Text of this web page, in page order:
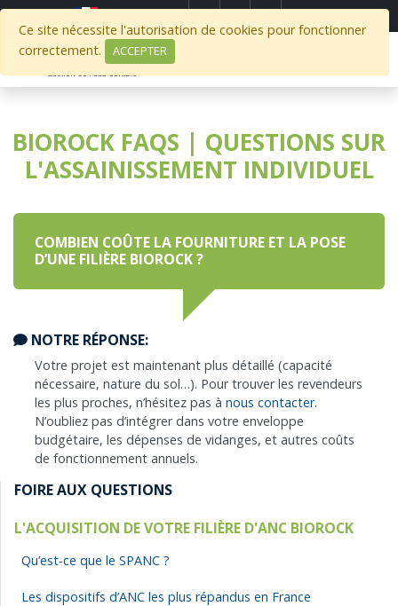
BIOROCK FAQS | QUESTIONS SUR
L'ASSAINISSEMENT INDIVIDUEL
COMBIEN COÛTE LA FOURNITURE ET LA POSE
D’UNE FILIÈRE BIOROCK ?
NOTRE RÉPONSE:
Votre projet est maintenant plus détaillé (capacité
nécessaire, nature du sol…). Pour trouver les revendeurs
les plus proches, n’hésitez pas à nous contacter.
N’oubliez pas d’intégrer dans votre enveloppe
budgétaire, les dépenses de vidanges, et autres coûts
de fonctionnement annuels.
FOIRE AUX QUESTIONS
L'ACQUISITION DE VOTRE FILIÈRE D'ANC BIOROCK
Qu’est-ce que le SPANC ?
Les dispositifs d’ANC les plus répandus en France
Ce site nécessite l'autorisation de cookies pour fonctionner
correctement.
ACCEPTER